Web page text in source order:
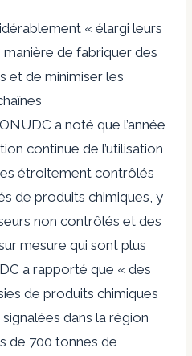
« élargi leurs
de fabriquer des
et de minimiser les
a noté que l’année
continue de l’utilisation
étroitement contrôlés
de produits chimiques, y
non contrôlés et des
mesure qui sont plus
a rapporté que « des
de produits chimiques
dans la région
de 700 tonnes de